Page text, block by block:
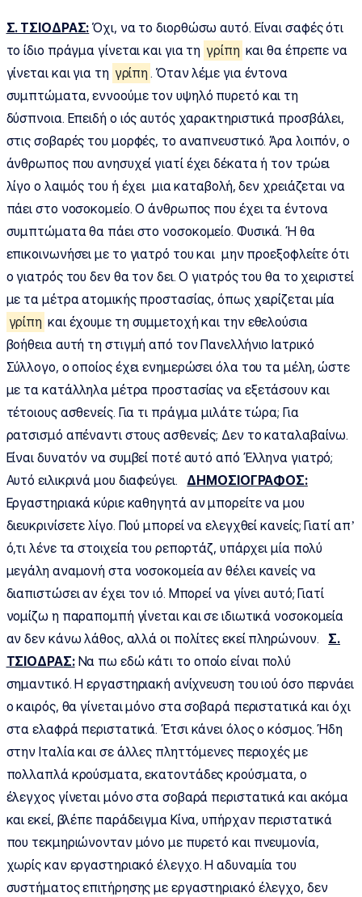
Σ. ΤΣΙΟΔΡΑΣ: Όχι, να το διορθώσω αυτό. Είναι σαφές ότι
το ίδιο πράγμα γίνεται και για τη γρίπη και θα έπρεπε να
γίνεται και για τη γρίπη . Όταν λέμε για έντονα
συμπτώματα, εννοούμε τον υψηλό πυρετό και τη
δύσπνοια. Επειδή ο ιός αυτός χαρακτηριστικά προσβάλει,
στις σοβαρές του μορφές, το αναπνευστικό. Άρα λοιπόν, ο
άνθρωπος που ανησυχεί γιατί έχει δέκατα ή τον τρώει
λίγο ο λαιμός του ή έχει μια καταβολή, δεν χρειάζεται να
πάει στο νοσοκομείο. Ο άνθρωπος που έχει τα έντονα
συμπτώματα θα πάει στο νοσοκομείο. Φυσικά. Ή θα
επικοινωνήσει με το γιατρό του και μην προεξοφλείτε ότι
ο γιατρός του δεν θα τον δει. Ο γιατρός του θα το χειριστεί
με τα μέτρα ατομικής προστασίας, όπως χειρίζεται μία
γρίπη και έχουμε τη συμμετοχή και την εθελούσια
βοήθεια αυτή τη στιγμή από τον Πανελλήνιο Ιατρικό
Σύλλογο, ο οποίος έχει ενημερώσει όλα του τα μέλη, ώστε
με τα κατάλληλα μέτρα προστασίας να εξετάσουν και
τέτοιους ασθενείς. Για τι πράγμα μιλάτε τώρα; Για
ρατσισμό απέναντι στους ασθενείς; Δεν το καταλαβαίνω.
Είναι δυνατόν να συμβεί ποτέ αυτό από Έλληνα γιατρό;
Αυτό ειλικρινά μου διαφεύγει. ΔΗΜΟΣΙΟΓΡΑΦΟΣ:
Εργαστηριακά κύριε καθηγητά αν μπορείτε να μου
διευκρινίσετε λίγο. Πού μπορεί να ελεγχθεί κανείς; Γιατί απ’
ό,τι λένε τα στοιχεία του ρεπορτάζ, υπάρχει μία πολύ
μεγάλη αναμονή στα νοσοκομεία αν θέλει κανείς να
διαπιστώσει αν έχει τον ιό. Μπορεί να γίνει αυτό; Γιατί
νομίζω η παραπομπή γίνεται και σε ιδιωτικά νοσοκομεία
αν δεν κάνω λάθος, αλλά οι πολίτες εκεί πληρώνουν. Σ.
ΤΣΙΟΔΡΑΣ:Να πω εδώ κάτι το οποίο είναι πολύ
σημαντικό. Η εργαστηριακή ανίχνευση του ιού όσο περνάει
ο καιρός, θα γίνεται μόνο στα σοβαρά περιστατικά και όχι
στα ελαφρά περιστατικά. Έτσι κάνει όλος ο κόσμος. Ήδη
στην Ιταλία και σε άλλες πληττόμενες περιοχές με
πολλαπλά κρούσματα, εκατοντάδες κρούσματα, ο
έλεγχος γίνεται μόνο στα σοβαρά περιστατικά και ακόμα
και εκεί, βλέπε παράδειγμα Κίνα, υπήρχαν περιστατικά
που τεκμηριώνονταν μόνο με πυρετό και πνευμονία,
χωρίς καν εργαστηριακό έλεγχο. Η αδυναμία του
συστήματος επιτήρησης με εργαστηριακό έλεγχο, δεν